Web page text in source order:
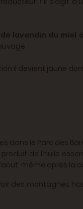
lavandin du miel
il devient jaune
dans le Parc des
de l’huile
même après la
des montagnes